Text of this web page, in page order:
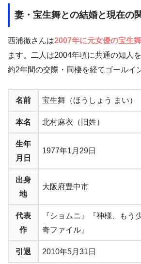
妻・宝生舞との結婚と現在の
西浦徹さんは2007年に元女優の宝生
ます。二人は2004年頃に共通の知人
約2年間の交際・同棲を経てゴールイ
名前 宝生舞（ほうしょう まい）
本名 北村麻衣（旧姓）
生年
月日
1977年1月29日
出身
地
大阪府豊中市
代表
作
『ショムニ』『神様、もう
奇ファイル』
引退 2010年5月31日